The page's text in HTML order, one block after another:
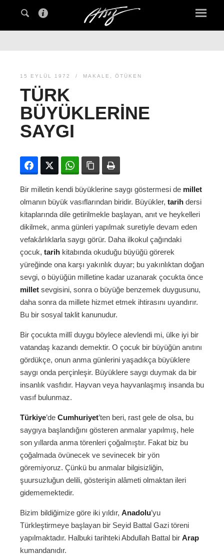
15 EYLÜL 1972 MAKALE , ÖTÜKEN
TÜRK
BÜYÜKLERINE
SAYGI
FacebookTwitter WhatsAppBağlanıyı kopyala
Bir milletin kendi büyüklerine saygı göstermesi de millet
olmanın büyük vasıflarından biridir. Büyükler, tarih dersi
kitaplarında dile getirilmekle başlayan, anıt ve heykelleri
dikilmek, anma günleri yapılmak suretiyle devam eden
vefakârlıklarla saygı görür. Daha ilkokul çağındaki
çocuk, tarih kitabında okuduğu büyüğü görerek
yüreğinde ona karşı yakınlık duyar; bu yakınlıktan doğan
sevgi, o büyüğün milletine kadar uzanarak çocukta önce
millet sevgisini, sonra o büyüğe benzemek duygusunu,
daha sonra da millete hizmet etmek ihtirasını uyandırır.
Bu bir sosyal taklit kanunudur.
Bir çocukta millî duygu böylece alevlendi mi, ülke iyi bir
vatandaş kazandı demektir. O çocuk bir büyüğün anıtını
gördükçe, onun anma günlerini yaşadıkça büyüklere
saygı onda perçinleşir. Büyüklere saygı duymak da bir
insanlık vasfıdır. Hayvan veya hayvanlaşmış insanda bu
vasıf bulunmaz.
Türkiye’de Cumhuriyet’ten beri, rast gele de olsa, bu
saygıya başlandığını gösteren anmalar yapılmış, hele
son yıllarda anma törenleri çoğalmıştır. Fakat biz bu
çoğalmada övünecek ve sevinecek bir yön
göremiyoruz. Çünkü bu anmalar bilgisizliğin,
şuursuzluğun delili, gösterişin alâmeti olmaktan ileri
gidememektedir.
Bizim bildiğimize göre iki yıldır, Anadolu’yu
Türkleştirmeye başlayan bir Seyid Battal Gazi töreni
yapılmaktadır. Halbuki tarihteki Abdullah Battal bir Arap
kumandanıdır.